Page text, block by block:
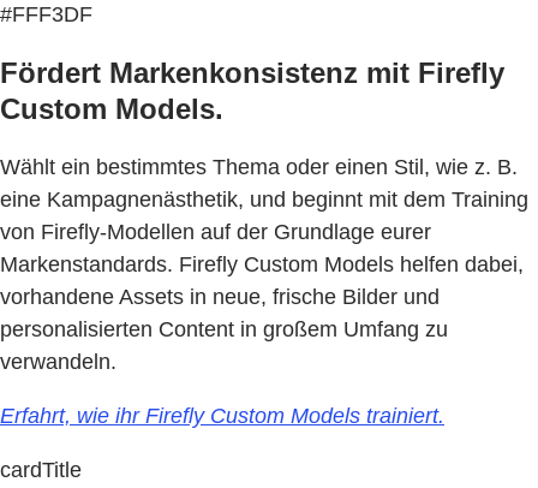
#FFF3DF
Fördert Markenkonsistenz mit Firefly
Custom Models.
Wählt ein bestimmtes Thema oder einen Stil, wie z. B.
eine Kampagnenästhetik, und beginnt mit dem Training
von Firefly-Modellen auf der Grundlage eurer
Markenstandards. Firefly Custom Models helfen dabei,
vorhandene Assets in neue, frische Bilder und
personalisierten Content in großem Umfang zu
verwandeln.
Erfahrt, wie ihr Firefly Custom Models trainiert.
cardTitle